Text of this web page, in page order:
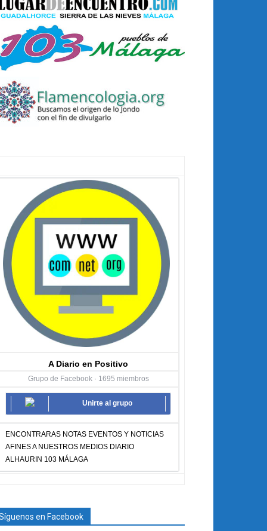
A Diario en Positivo
Grupo de Facebook · 1695 miembros
Unirte al grupo
ENCONTRARAS NOTAS EVENTOS Y NOTICIAS
AFINES A NUESTROS MEDIOS DIARIO
ALHAURIN 103 MÁLAGA
en Facebook